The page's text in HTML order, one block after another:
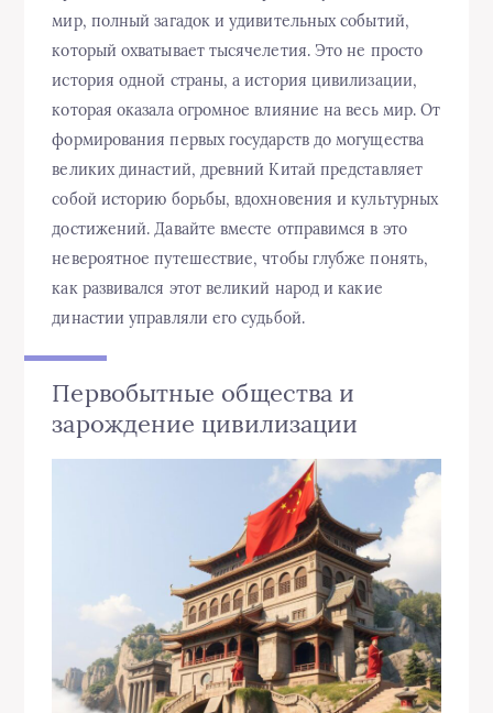
мир, полный загадок и удивительных событий,
который охватывает тысячелетия. Это не просто
история одной страны, а история цивилизации,
которая оказала огромное влияние на весь мир. От
формирования первых государств до могущества
великих династий, древний Китай представляет
собой историю борьбы, вдохновения и культурных
достижений. Давайте вместе отправимся в это
невероятное путешествие, чтобы глубже понять,
как развивался этот великий народ и какие
династии управляли его судьбой.
Первобытные общества и
зарождение цивилизации